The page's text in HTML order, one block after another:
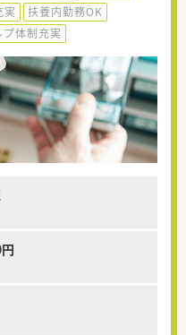
実
扶養内勤務OK
プ体制充実